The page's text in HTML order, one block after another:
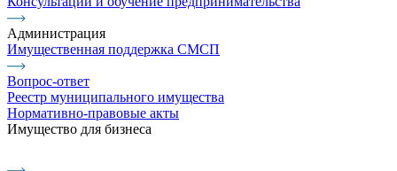
Администрация
Имущественная поддержка СМСП
Вопрос-ответ
Реестр муниципального имущества
Нормативно-правовые акты
Имущество для бизнеса